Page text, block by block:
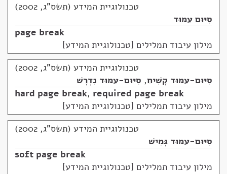
טכנולוגיית המידע (תשס"ג, 2002)
סִיּוּם עַמּוּד
page break
מילון עיבוד תמלילים [טכנולוגיית המידע]
טכנולוגיית המידע (תשס"ג, 2002)
סִיּוּם-עַמּוּד קָשִׁיחַ, סִיּוּם-עַמּוּד נִדְרָשׁ
hard page break, required page break
מילון עיבוד תמלילים [טכנולוגיית המידע]
טכנולוגיית המידע (תשס"ג, 2002)
סִיּוּם-עַמּוּד גָּמִישׁ
soft page break
מילון עיבוד תמלילים [טכנולוגיית המידע]